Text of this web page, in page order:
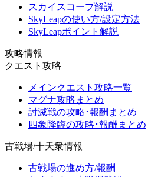
スカイスコープ解説
SkyLeapの使い方/設定方法
SkyLeapポイント解説
攻略情報
クエスト攻略
メインクエスト攻略一覧
マグナ攻略まとめ
討滅戦の攻略･報酬まとめ
四象降臨の攻略･報酬まとめ
古戦場/十天衆情報
古戦場の進め方/報酬